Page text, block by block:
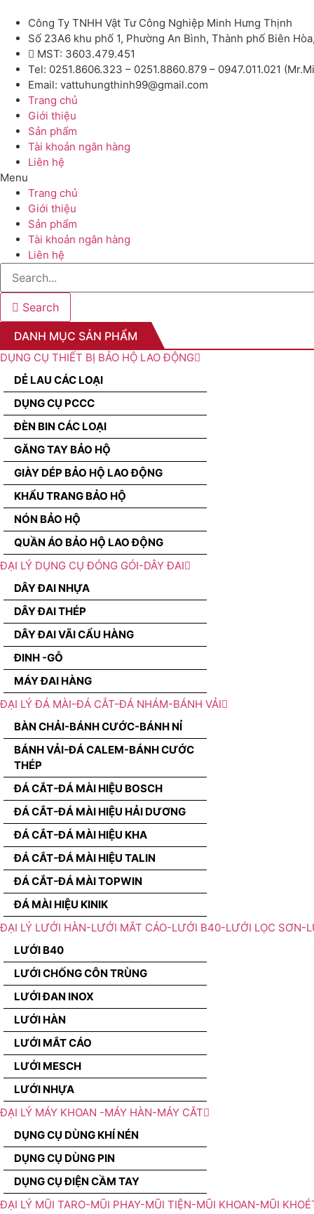
Công Ty TNHH Vật Tư Công Nghiệp Minh Hưng Thịnh
Số 23A6 khu phố 1, Phường An Bình, Thành phố Biên
MST: 3603.479.451
Tel: 0251.8606.323 – 0251.8860.879 – 0947.011.021
Email: vattuhungthinh99@gmail.com
Trang chủ
Giới thiệu
Sản phẩm
Tài khoản ngân hàng
Liên hệ
Menu
Trang chủ
Giới thiệu
Sản phẩm
Tài khoản ngân hàng
Liên hệ
Search
DANH MỤC SẢN PHẨM
DỤNG CỤ THIẾT BỊ BẢO HỘ LAO ĐỘNG
DẺ LAU CÁC LOẠI
DỤNG CỤ PCCC
ĐÈN BIN CÁC LOẠI
GĂNG TAY BẢO HỘ
GIÀY DÉP BẢO HỘ LAO ĐỘNG
KHẨU TRANG BẢO HỘ
NÓN BẢO HỘ
QUẦN ÁO BẢO HỘ LAO ĐỘNG
ĐẠI LÝ DỤNG CỤ ĐÓNG GÓI-DÂY ĐAI
DÂY ĐAI NHỰA
DÂY ĐAI THÉP
DÂY ĐAI VÃI CẨU HÀNG
ĐINH -GỖ
MÁY ĐAI HÀNG
ĐẠI LÝ ĐÁ MÀI-ĐÁ CẮT-ĐÁ NHÁM-BÁNH VẢI
BÀN CHẢI-BÁNH CƯỚC-BÁNH NỈ
BÁNH VẢI-ĐÁ CALEM-BÁNH CƯỚC
THÉP
ĐÁ CẮT-ĐÁ MÀI HIỆU BOSCH
ĐÁ CẮT-ĐÁ MÀI HIỆU HẢI DƯƠNG
ĐÁ CẮT-ĐÁ MÀI HIỆU KHA
ĐÁ CẮT-ĐÁ MÀI HIỆU TALIN
ĐÁ CẮT-ĐÁ MÀI TOPWIN
ĐÁ MÀI HIỆU KINIK
ĐẠI LÝ LƯỚI HÀN-LƯỚI MẮT CÁO-LƯỚI B40-LƯỚI LỌC SƠN-
LƯỚI B40
LƯỚI CHỐNG CÔN TRÙNG
LƯỚI ĐAN INOX
LƯỚI HÀN
LƯỚI MẮT CÁO
LƯỚI MESCH
LƯỚI NHỰA
ĐẠI LÝ MÁY KHOAN -MÁY HÀN-MÁY CẮT
DỤNG CỤ DÙNG KHÍ NÉN
DỤNG CỤ DÙNG PIN
DỤNG CỤ ĐIỆN CẦM TAY
ĐẠI LÝ MŨI TARO-MŨI PHAY-MŨI TIỆN-MŨI KHOAN-MŨI